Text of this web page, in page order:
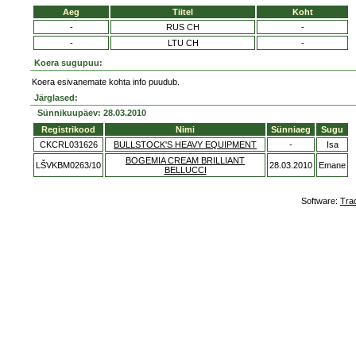
Aeg Tiitel
Koht
-
RUS CH
-
-
LTU CH -
Koera sugupuu:
Koera esivanemate kohta info puudub.
Järglased:
Sünnikuupäev: 28.03.2010
Registrikood
Nimi Sünniaeg
Sugu
CKCRL031626
BULLSTOCK'S HEAVY EQUIPMENT - Isa
LŠVKBM0263/10
BOGEMIA CREAM BRILLIANT
BELLUCCI
28.03.2010 Emane
Software: